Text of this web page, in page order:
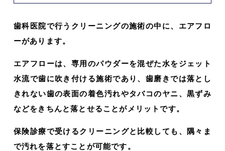
歯科医院で行うクリーニングの施術の中に、エアフロ
ーがあります。
エアフローは、専用のパウダーを混ぜた水をジェット
水流で歯に吹き付ける施術であり、歯磨きでは落とし
きれない歯の表面の着色汚れやタバコのヤニ、黒ずみ
などをきちんと落とせることがメリットです。
保険診療で受けるクリーニングと比較しても、隅々ま
で汚れを落とすことが可能です。